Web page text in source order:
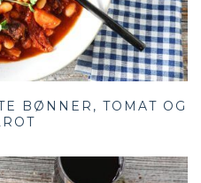
BØNNER, TOMAT OG